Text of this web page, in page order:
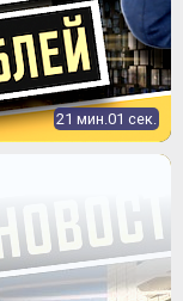
21 мин.01 сек.